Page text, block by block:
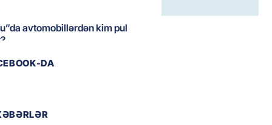
avtomobillərdən kim pul
REPORTAJ
DA